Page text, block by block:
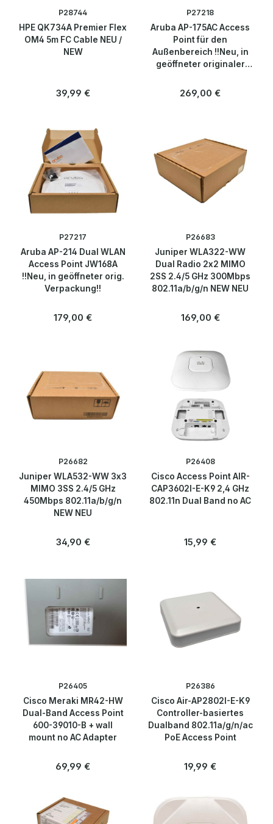
Über uns
P28744
HPE QK734A Premier Flex
OM4 5m FC Cable NEU /
NEW
Regulärer Preis:
39,99 €
P27218
Aruba AP-175AC Access
Point für den
Außenbereich !!Neu, in
geöffneter originaler
Regulärer Preis:
269,00 €
P27217
Aruba AP-214 Dual WLAN
Access Point JW168A
!!Neu, in geöffneter orig.
Verpackung!!
Regulärer Preis:
179,00 €
P26683
Juniper WLA322-WW
Dual Radio 2x2 MIMO
2SS 2.4/5 GHz 300Mbps
802.11a/b/g/n NEW NEU
Regulärer Preis:
169,00 €
P26682
Juniper WLA532-WW 3x3
MIMO 3SS 2.4/5 GHz
450Mbps 802.11a/b/g/n
NEW NEU
Regulärer Preis:
34,90 €
P26408
Cisco Access Point AIR-
CAP3602I-E-K9 2,4 GHz
802.11n Dual Band no AC
Regulärer Preis:
15,99 €
P26405
Cisco Meraki MR42-HW
Dual-Band Access Point
600-39010-B + wall
mount no AC Adapter
Regulärer Preis:
69,99 €
P26386
Cisco Air-AP2802I-E-K9
Controller-basiertes
Dualband 802.11a/g/n/ac
PoE Access Point
Regulärer Preis:
19,99 €